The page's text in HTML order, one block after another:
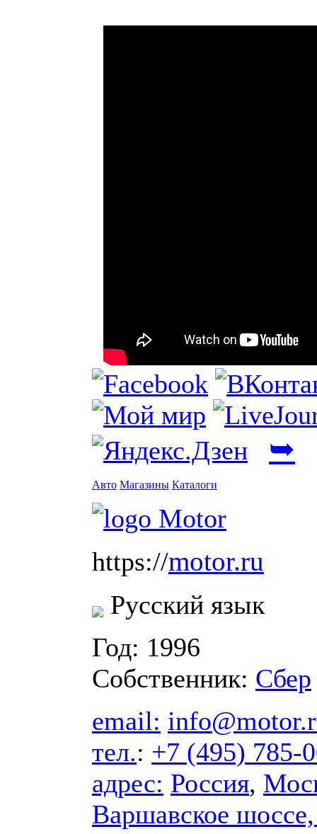
➥
Авто Магазины Каталоги
https://motor.ru
Русский язык
Год: 1996
Собственник: Сбер
email:
тел.: +7 (495) 785-
адрес: Россия,
Варшавское